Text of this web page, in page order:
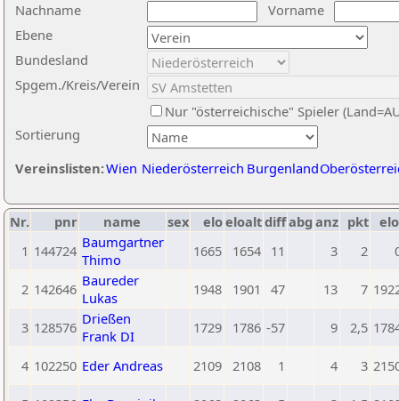
Nachname
Vorname
Ebene
Sortierung
Bundesland
Spgem./Kreis/Verein
Nur "österreichische" Spieler
Vereinslisten:Wien Niederösterreich Burgenland
Nr. pnr name sex eloeloaltdiffabg anz pkt
1 144724 Baumgartner
Thimo
1665 1654 11 3 2
2 142646 Baureder
Lukas
1948 1901 47 13 7
3 128576 Drießen
Frank DI
1729 1786 -57 9 2,5
4 102250 Eder Andreas 2109 2108 1 4 3